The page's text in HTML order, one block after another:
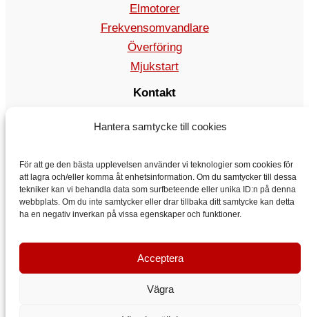
Hantera samtycke till cookies
För att ge den bästa upplevelsen använder vi teknologier som cookies för
att lagra och/eller komma åt enhetsinformation. Om du samtycker till dessa
tekniker kan vi behandla data som surfbeteende eller unika ID:n på denna
webbplats. Om du inte samtycker eller drar tillbaka ditt samtycke kan detta
ha en negativ inverkan på vissa egenskaper och funktioner.
Acceptera
Vägra
Elmotorer
Frekvensomvandlare
Överföring
Mjukstart
Kontakt
+49 15123569470
Integritetspolicy
Transport
Kontakt